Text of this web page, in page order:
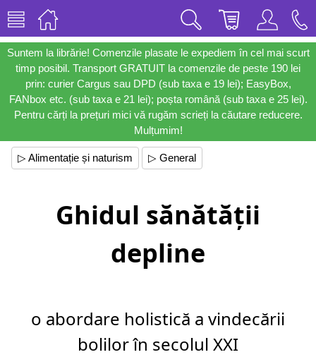
Suntem la librărie! Comenzile plasate le expediem în cel mai scurt
timp posibil. Transport GRATUIT la comenzile de peste 190 lei
prin: curier Cargus sau DPD (sub taxa e 19 lei); EasyBox,
FANbox etc. (sub taxa e 21 lei); poșta română (sub taxa e 25 lei).
Pentru cărți la prețuri mici vă rugăm scrieți la căutare reducere.
Mulțumim!
▷ Alimentație și naturism ▷ General
Ghidul sănătății
depline
o abordare holistică a vindecării
bolilor în secolul XXI